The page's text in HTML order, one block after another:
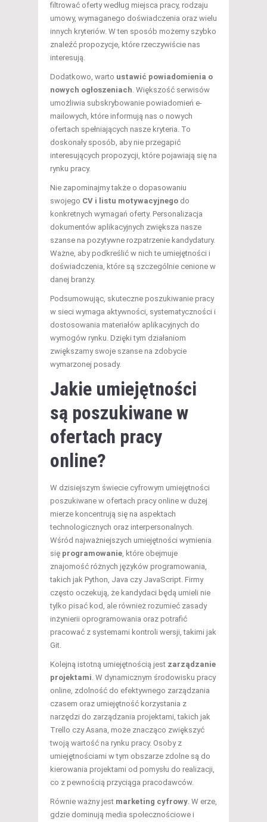
filtrować oferty według miejsca pracy, rodzaju
umowy, wymaganego doświadczenia oraz wielu
innych kryteriów. W ten sposób możemy szybko
znaleźć propozycje, które rzeczywiście nas
interesują.
Dodatkowo, warto ustawić powiadomienia o
nowych ogłoszeniach . Większość serwisów
umożliwia subskrybowanie powiadomień e-
mailowych, które informują nas o nowych
ofertach spełniających nasze kryteria. To
doskonały sposób, aby nie przegapić
interesujących propozycji, które pojawiają się na
rynku pracy.
Nie zapominajmy także o dopasowaniu
swojego CV i listu motywacyjnego do
konkretnych wymagań oferty. Personalizacja
dokumentów aplikacyjnych zwiększa nasze
szanse na pozytywne rozpatrzenie kandydatury.
Ważne, aby podkreślić w nich te umiejętności i
doświadczenia, które są szczególnie cenione w
danej branży.
Podsumowując, skuteczne poszukiwanie pracy
w sieci wymaga aktywności, systematyczności i
dostosowania materiałów aplikacyjnych do
wymogów rynku. Dzięki tym działaniom
zwiększamy swoje szanse na zdobycie
wymarzonej posady.
Jakie umiejętności
są poszukiwane w
ofertach pracy
online?
W dzisiejszym świecie cyfrowym umiejętności
poszukiwane w ofertach pracy online w dużej
mierze koncentrują się na aspektach
technologicznych oraz interpersonalnych.
Wśród najważniejszych umiejętności wymienia
się programowanie , które obejmuje
znajomość różnych języków programowania,
takich jak Python, Java czy JavaScript. Firmy
często oczekują, że kandydaci będą umieli nie
tylko pisać kod, ale również rozumieć zasady
inżynierii oprogramowania oraz potrafić
pracować z systemami kontroli wersji, takimi jak
Git.
Kolejną istotną umiejętnością jest zarządzanie
projektami . W dynamicznym środowisku pracy
online, zdolność do efektywnego zarządzania
czasem oraz umiejętność korzystania z
narzędzi do zarządzania projektami, takich jak
Trello czy Asana, może znacząco zwiększyć
twoją wartość na rynku pracy. Osoby z
umiejętnościami w tym obszarze zdolne są do
kierowania projektami od pomysłu do realizacji,
co z pewnością przyciąga pracodawców.
Równie ważny jest marketing cyfrowy . W erze,
gdzie dominują media społecznościowe i